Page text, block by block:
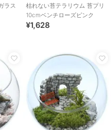
ラス
枯れない苔テラリウム 苔プリ
10cmベンチローズピンク
¥1,628